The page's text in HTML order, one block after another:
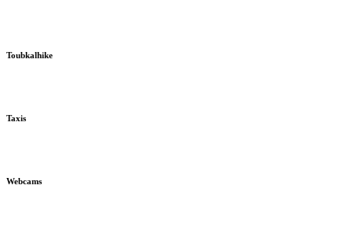
Toubkalhike
Taxis
Webcams